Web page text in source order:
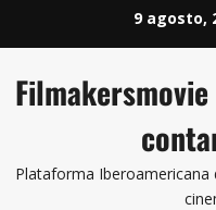
9 agosto,
Plataforma Iberoamericana